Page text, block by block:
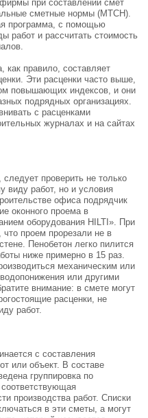
при составлении смет
сметные нормы (МТСН).
программа, с помощью
работ и рассчитать стоимость
как правило, составляет
Эти расценки часто выше,
повышающих индексов, и они
подрядных организациях.
с расценками
журналах и на сайтах
проверить не только
виду работ, но и условия
офиса подрядчик
оконного проема в
оборудования HILTI». При
проем прорезали не в
Пенобетон легко пилится
ниже примерно в 15 раз.
механическим или
или другими
внимание: в смете могут
расценки, не
работ.
с составления
или объект. В составе
группировка по
производства работ. Списки
в эти сметы, а могут